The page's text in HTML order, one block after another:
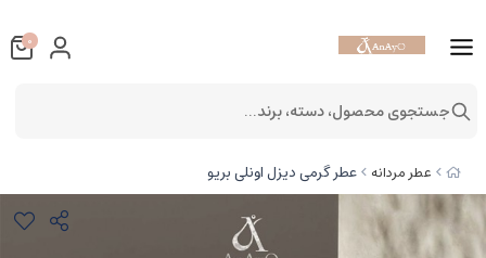
عطر مردانه عطر گرمی دیزل اونلی بریو
0
جستجوی محصول، دسته، برند...